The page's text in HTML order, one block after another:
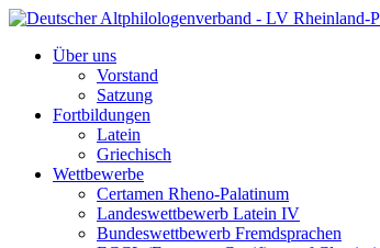
Über uns
Vorstand
Satzung
Fortbildungen
Latein
Griechisch
Wettbewerbe
Certamen Rheno-Palatinum
Landeswettbewerb Latein IV
Bundeswettbewerb Fremdsprachen